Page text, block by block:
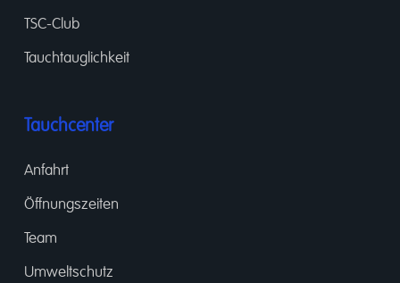
TSC-Club
Tauchtauglichkeit
Tauchcenter
Anfahrt
Öffnungszeiten
Team
Umweltschutz